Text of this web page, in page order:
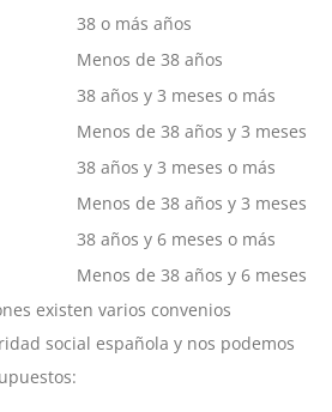
38 o más años
Menos de 38 años
38 años y 3 meses o más
Menos de 38 años y 3 meses
38 años y 3 meses o más
Menos de 38 años y 3 meses
38 años y 6 meses o más
Menos de 38 años y 6 meses
existen varios convenios
social española y nos podemos